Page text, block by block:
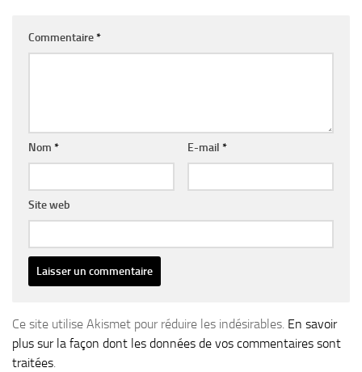
Commentaire*
Nom * E-mail *
Site web
Ce site utilise Akismet pour réduire les indésirables. En savoir
plus sur la façon dont les données de vos commentaires sont
traitées.